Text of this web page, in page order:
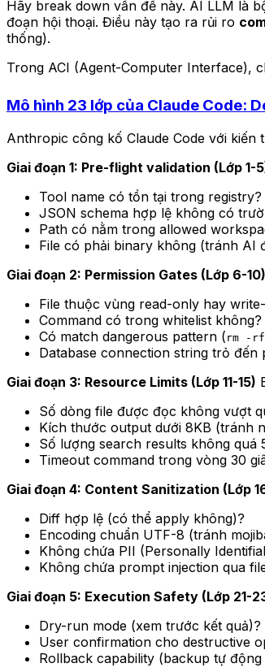
Hãy break down vấn đề này. AI LLM là
đoạn hội thoại. Điều này tạo ra rủi ro
thống).
Trong ACI (Agent-Computer Interface),
Mô hình 23 lớp của Claude Code:
Anthropic công kố Claude Code với
Giai đoạn 1: Pre-flight validation (Lớp 1-
Tool name có tồn tại trong registry?
JSON schema hợp lệ không có
Path có nằm trong allowed
File có phải binary không (tránh AI
Giai đoạn 2: Permission Gates (Lớp 6-10)
File thuộc vùng read-only hay
Command có trong whitelist không?
Có match dangerous pattern ( rm -rf
Database connection string trỏ đến
Giai đoạn 3: Resource Limits (Lớp 11-15)
Số dòng file được đọc không vượt
Kích thước output dưới 8KB (tránh
Số lượng search results không quá
Timeout command trong vòng 30
Giai đoạn 4: Content Sanitization (Lớp
Diff hợp lệ (có thể apply không)?
Encoding chuẩn UTF-8 (tránh
Không chứa PII (Personally
Không chứa prompt injection qua
Giai đoạn 5: Execution Safety (Lớp 21-
Dry-run mode (xem trước kết quả)?
User confirmation cho destructive
Rollback capability (backup tự